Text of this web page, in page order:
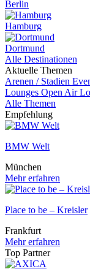
Berlin
Hamburg
Dortmund
Alle Destinationen
Aktuelle Themen
Arenen / Stadien
Lounges Open Air
Alle Themen
Empfehlung
BMW Welt
München
Mehr erfahren
Place to be – Kreisler
Frankfurt
Mehr erfahren
Top Partner